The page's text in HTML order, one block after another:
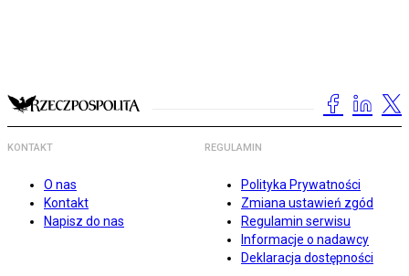
KONTAKT
O nas
Kontakt
Napisz do nas
REGULAMIN
Polityka Prywatności
Zmiana ustawień zgód
Regulamin serwisu
Informacje o nadawcy
Deklaracja dostępności